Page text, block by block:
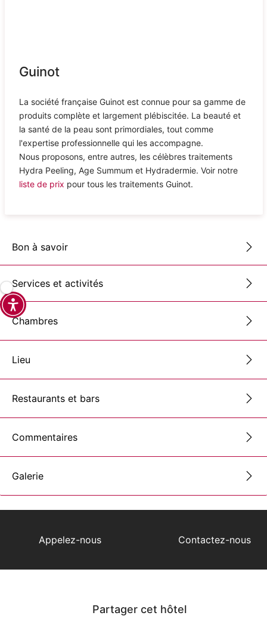
Guinot
La société française Guinot est connue pour sa gamme de
produits complète et largement plébiscitée. La beauté et
la santé de la peau sont primordiales, tout comme
l'expertise professionnelle qui les accompagne.
Nous proposons, entre autres, les célèbres traitements
Hydra Peeling, Age Summum et Hydradermie. Voir notre
liste de prix pour tous les traitements Guinot.
Bon à savoir
Services et activités
Chambres
Lieu
Restaurants et bars
Commentaires
Galerie
Appelez-nous Contactez-nous
Partager cet hôtel